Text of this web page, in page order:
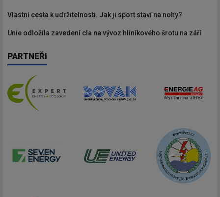
Vlastní cesta k udržitelnosti. Jak ji sport staví na nohy?
Unie odložila zavedení cla na vývoz hliníkového šrotu na září
PARTNEŘI